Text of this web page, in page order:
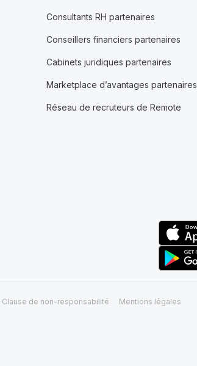
Consultants RH partenaires
Conseillers financiers partenaires
Cabinets juridiques partenaires
Marketplace d’avantages partenaires
Réseau de recruteurs de Remote
Clause de non-responsabilité Mentions légales